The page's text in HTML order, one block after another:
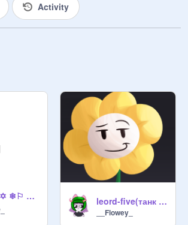
Activity
☝☹⚐☼✡ ❄⚐ ❄☟☜ ?☜✞⚐?☼✋☠☝ ☟✌☠?✏ leord-five(танк яки для тестировки remix remix
__Flowey_